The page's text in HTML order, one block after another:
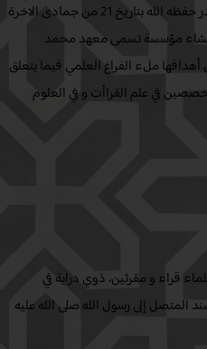
الله أمره أن يعيد له شأنه وازدهاره، فأصدر حفظه الله بتاريخ 21 من جمادى الاخرة
لإنشاء مؤسسة تسمى معهد محمد
ملء الفراغ العلمي فيما يتعلق
في علم القراأت و في العلوم
قراء و مقرئين، ذوي دراية في
المتصل إلى رسول الله صلى الله عليه